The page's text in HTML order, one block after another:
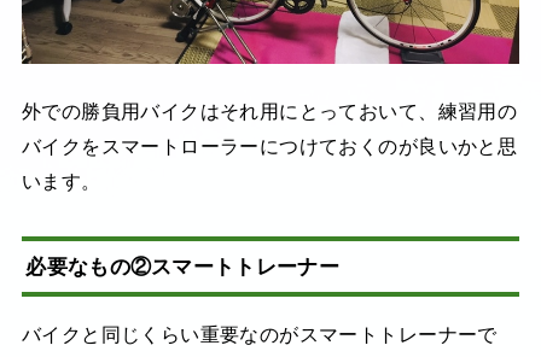
外での勝負用バイクはそれ用にとっておいて、練習用の
バイクをスマートローラーにつけておくのが良いかと思
います。
必要なもの②スマートトレーナー
バイクと同じくらい重要なのがスマートトレーナーで